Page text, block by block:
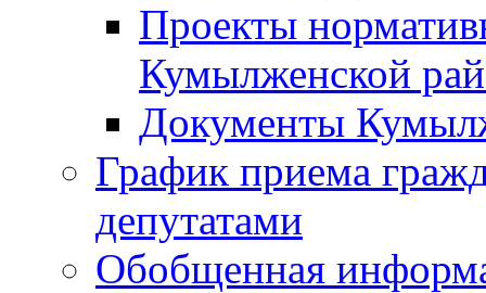
Проекты
Кумылженской
Документы
График приема
депутатами
Обобщенная